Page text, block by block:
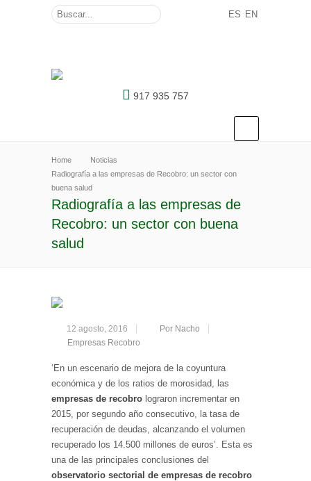
ES EN
917 935 757
Home
Noticias
Radiografía a las empresas de Recobro: un sector con
buena salud
Radiografía a las empresas de
Recobro: un sector con buena
salud
12 agosto, 2016
Por Nacho
Empresas Recobro
‘En un escenario de mejora de la coyuntura
económica y de los ratios de morosidad, las
empresas de recobro lograron incrementar en
2015, por segundo año consecutivo, la tasa de
recuperación de deudas, alcanzando el volumen
recuperado los 14.500 millones de euros’. Esta es
una de las principales conclusiones del
observatorio sectorial de empresas de recobro